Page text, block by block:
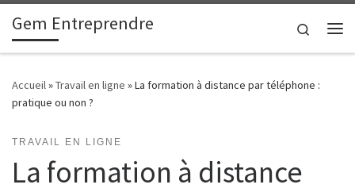
Passer au contenu
Gem Entreprendre
Search
Accueil»Travail en ligne »La formation à distance par téléphone :
pratique ou non ?
TRAVAIL EN LIGNE
La formation à distance